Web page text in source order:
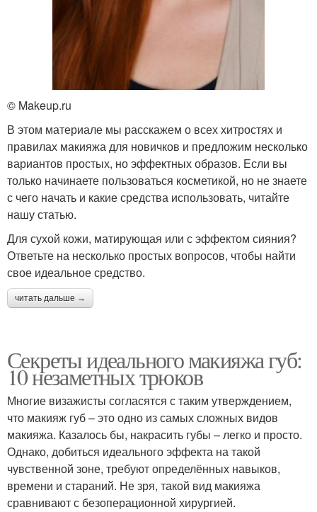
© Makeup.ru
В этом материале мы расскажем о всех хитростях и
правилах макияжа для новичков и предложим несколько
вариантов простых, но эффектных образов. Если вы
только начинаете пользоваться косметикой, но не знаете
с чего начать и какие средства использовать, читайте
нашу статью.
Для сухой кожи, матирующая или с эффектом сияния?
Ответьте на несколько простых вопросов, чтобы найти
свое идеальное средство.
читать дальше →
Секреты идеального макияжа губ:
10 незаметных трюков
Многие визажисты согласятся с таким утверждением,
что макияж губ – это одно из самых сложных видов
макияжа. Казалось бы, накрасить губы – легко и просто.
Однако, добиться идеального эффекта на такой
чувственной зоне, требуют определённых навыков,
времени и стараний. Не зря, такой вид макияжа
сравнивают с безоперационной хирургией.